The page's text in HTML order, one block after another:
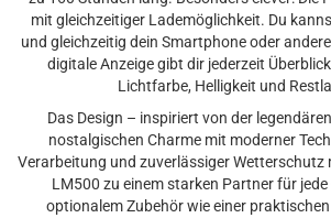
mit gleichzeitiger Lademöglichkeit. Du
und gleichzeitig dein Smartphone oder
digitale Anzeige gibt dir jederzeit
Lichtfarbe, Helligkeit und
Das Design – inspiriert von der
nostalgischen Charme mit moderner
Verarbeitung und zuverlässiger Wetterschutz
LM500 zu einem starken Partner für
optionalem Zubehör wie einer